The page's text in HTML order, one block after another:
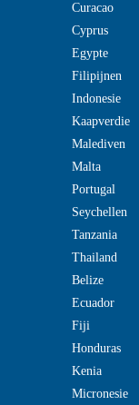
Curacao
Cyprus
Egypte
Filipijnen
Indonesie
Kaapverdie
Malediven
Malta
Portugal
Seychellen
Tanzania
Thailand
Belize
Ecuador
Fiji
Honduras
Kenia
Micronesie